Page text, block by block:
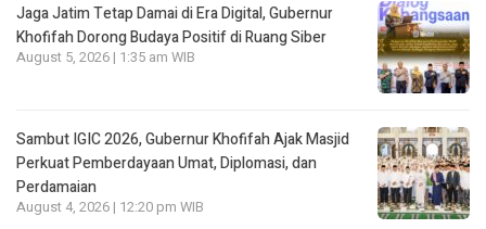
Jaga Jatim Tetap Damai di Era Digital, Gubernur
Khofifah Dorong Budaya Positif di Ruang Siber
August 5, 2026 | 1:35 am WIB
Sambut IGIC 2026, Gubernur Khofifah Ajak Masjid
Perkuat Pemberdayaan Umat, Diplomasi, dan
Perdamaian
August 4, 2026 | 12:20 pm WIB